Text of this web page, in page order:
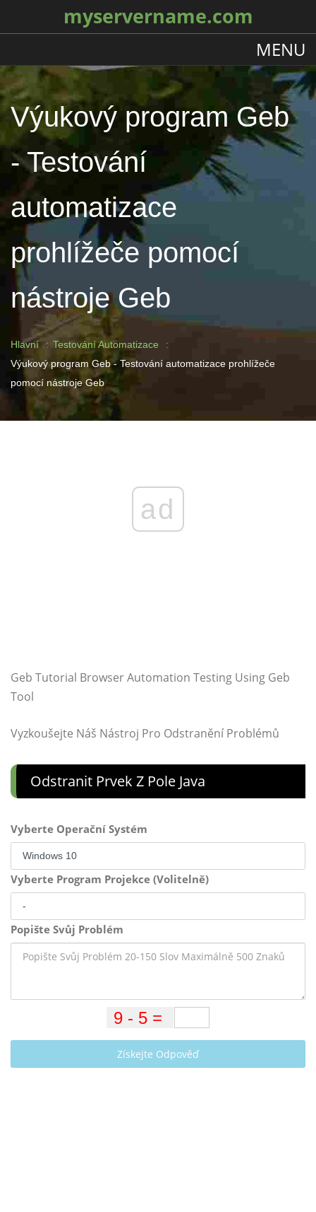
myservername.com
MENU
Výukový program Geb
- Testování
automatizace
prohlížeče pomocí
nástroje Geb
Hlavní
Testování Automatizace
Výukový program Geb - Testování automatizace prohlížeče
pomocí nástroje Geb
ad
Geb Tutorial Browser Automation Testing Using Geb
Tool
Vyzkoušejte Náš Nástroj Pro Odstranění Problémů
Odstranit Prvek Z Pole Java
Vyberte Operační Systém
Vyberte Program Projekce (Volitelně)
Popište Svůj Problém
Získejte Odpověď